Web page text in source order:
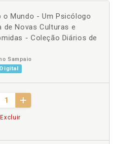
o Mundo - Um Psicólogo
de Novas Culturas e
- Coleção Diários de
Sampaio
Excluir